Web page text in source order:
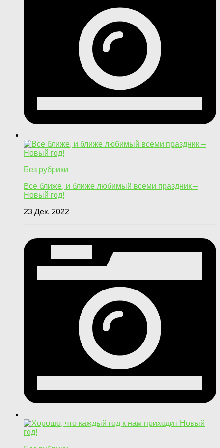
Без рубрики
Все ближе, и ближе любимый всеми праздник –
Новый год!
23 Дек, 2022